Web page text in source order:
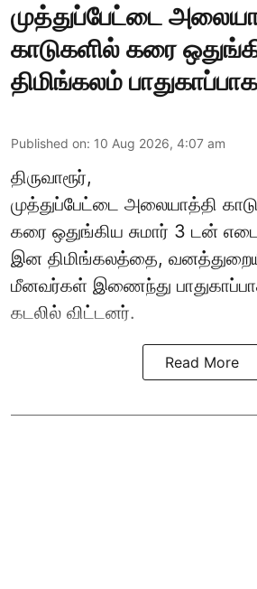
முத்துப்பேட்டை
காடுகளில் கரை
திமிங்கலம் பாதுகாப்பாக
Published on: 10 Aug 2026, 4:07 am
திருவாரூர்,
முத்துப்பேட்டை அலையாத்தி
கரை ஒதுங்கிய சுமார் 3 டன்
இன திமிங்கலத்தை,
மீனவர்கள் இணைந்து
கடலில் விட்டனர்.
Read More